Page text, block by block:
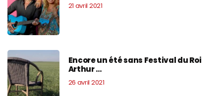
21 avril 2021
Encore un été sans Festival du Roi
Arthur …
26 avril 2021